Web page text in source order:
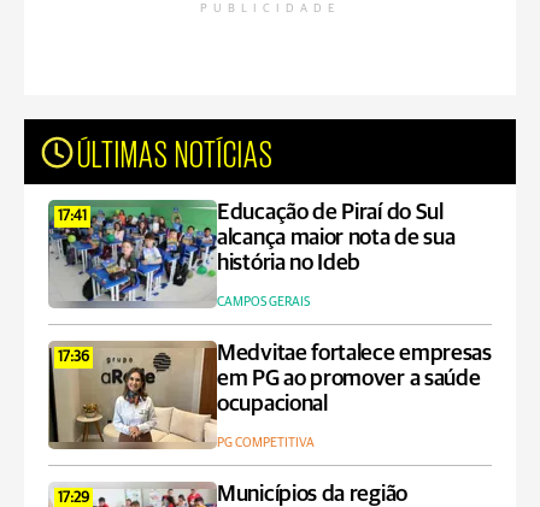
PUBLICIDADE
ÚLTIMAS NOTÍCIAS
17:41
Educação de Piraí do Sul
alcança maior nota de sua
história no Ideb
CAMPOS GERAIS
17:36
Medvitae fortalece empresas
em PG ao promover a saúde
ocupacional
PG COMPETITIVA
17:29
Municípios da região